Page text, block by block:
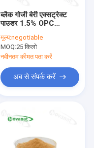
ब्लैक गोजी बेरी एक्सट्रेक्ट
पाउडर 1.5% OPC
/ एंटी-ऑक्सीडेंट संघटक
मूल्य:negotiable
MOQ:25 किलो
नवीनतम कीमत पता करें
अब से संपर्क करें